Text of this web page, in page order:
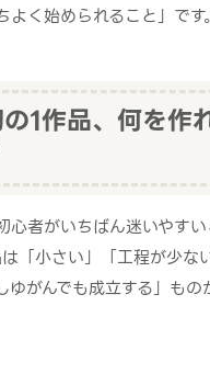
よく始められること」です。
1作品、何を作
心者がいちばん迷いやすい
「小さい」「工程が少な
ゆがんでも成立する」もの